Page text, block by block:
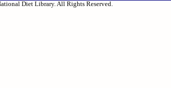
Diet Library. All Rights Reserved.